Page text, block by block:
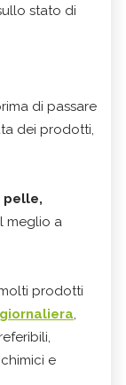
stato di
di passare
dei prodotti,
pelle,
meglio a
prodotti
,
e